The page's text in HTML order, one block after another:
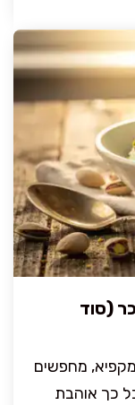
(סוד
מחפשים
כך אוהבת